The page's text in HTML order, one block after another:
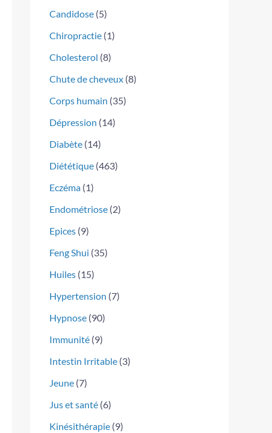
Candidose (5)
Chiropractie (1)
Cholesterol (8)
Chute de cheveux (8)
Corps humain (35)
Dépression (14)
Diabète (14)
Diététique (463)
Eczéma (1)
Endométriose (2)
Epices (9)
Feng Shui (35)
Huiles (15)
Hypertension (7)
Hypnose (90)
Immunité (9)
Intestin Irritable (3)
Jeune (7)
Jus et santé (6)
Kinésithérapie (9)